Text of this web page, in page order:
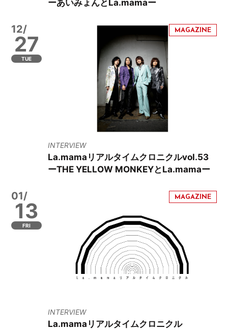
ーあいみょんとLa.mamaー
12/
27
TUE
INTERVIEW
La.mamaリアルタイムクロニクルvol.53
ーTHE YELLOW MONKEYとLa.mamaー
01/
13
FRI
INTERVIEW
La.mamaリアルタイムクロニクル